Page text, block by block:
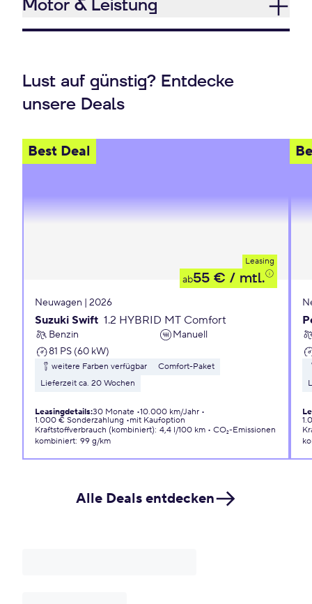
Motor & Leistung
Lust auf günstig? Entdecke
unsere Deals
Best Deal
Leasing
ab55 € / mtl.
Neuwagen | 2026
Suzuki Swift 1.2 HYBRID MT Comfort
Benzin
Manuell
81 PS (60 kW)
weitere Farben verfügbar
Comfort-Paket
Lieferzeit ca. 20 Wochen
Leasingdetails:30 Monate 10.000 km/Jahr
1.000 € Sonderzahlung
mit Kaufoption
Kraftstoffverbrauch (kombiniert): 4,4 l/100 km
CO₂-Emissionen
kombiniert: 99 g/km
Alle Deals entdecken